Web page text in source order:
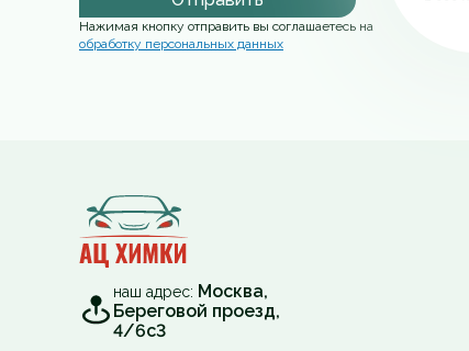
Нажимая кнопку отправить вы соглашаетесь на
обработку персональных данных
наш адрес: Москва,
Береговой проезд,
4/6с3